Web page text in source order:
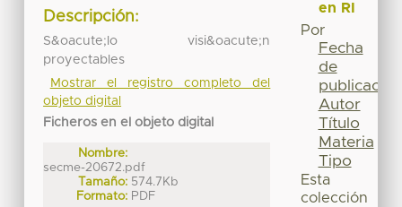
Descripción:
S&oacute;lo visi&oacute;n
proyectables
Mostrar el registro completo del
objeto digital
Ficheros en el objeto digital
Nombre:
secme-20672.pdf
Tamaño: 574.7Kb
Formato: PDF
en RI
Por
Fecha
de
publicación
Autor
Título
Materia
Tipo
Esta
colección